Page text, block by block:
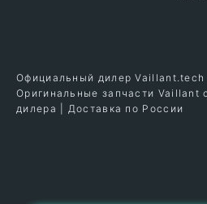
Официальный дилер Vaillant.tech
Оригинальные запчасти Vaillant
дилера | Доставка по России